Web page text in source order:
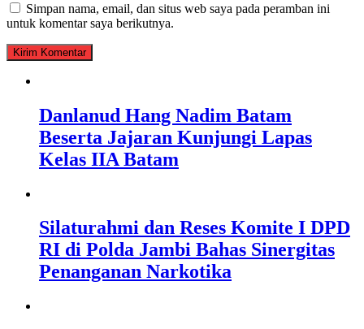
Simpan nama, email, dan situs web saya pada peramban ini
untuk komentar saya berikutnya.
Danlanud Hang Nadim Batam
Beserta Jajaran Kunjungi Lapas
Kelas IIA Batam
Silaturahmi dan Reses Komite I DPD
RI di Polda Jambi Bahas Sinergitas
Penanganan Narkotika